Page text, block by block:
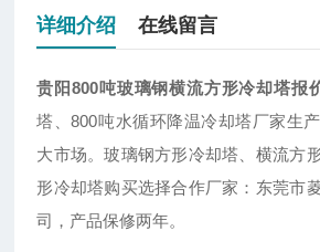
详细介绍 在线留言
贵阳800吨玻璃钢横流方形冷却塔报
塔、800吨水循环降温冷却塔厂家生
大市场。玻璃钢方形冷却塔、横流方
形冷却塔购买选择合作厂家：东莞市
司，产品保修两年。